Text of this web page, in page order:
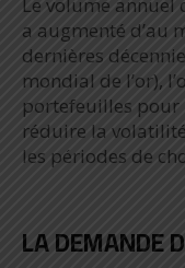
Le volume annuel
a augmenté d’au
dernières
mondial de l’or),
portefeuilles pour
réduire la
les périodes de
LA DEMANDE